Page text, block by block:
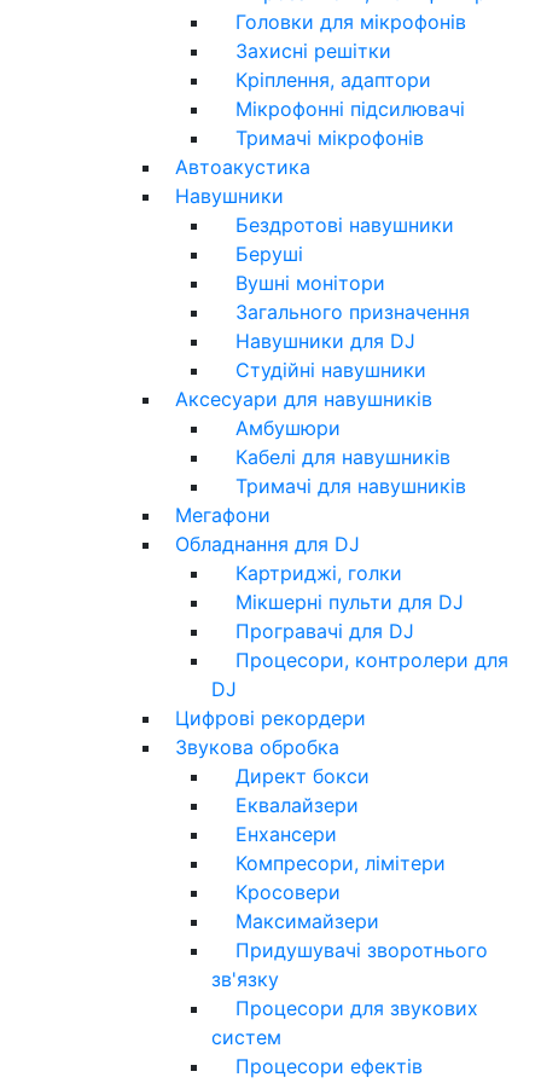
Головки для мікрофонів
Захисні решітки
Кріплення, адаптори
Мікрофонні підсилювачі
Тримачі мікрофонів
Автоакустика
Навушники
Бездротові навушники
Беруші
Вушні монітори
Загального призначення
Навушники для DJ
Студійні навушники
Аксесуари для навушників
Амбушюри
Кабелі для навушників
Тримачі для навушників
Мегафони
Обладнання для DJ
Картриджі, голки
Мікшерні пульти для DJ
Програвачі для DJ
Процесори, контролери для
DJ
Цифрові рекордери
Звукова обробка
Директ бокси
Еквалайзери
Енхансери
Компресори, лімітери
Кросовери
Максимайзери
Придушувачі зворотнього
зв'язку
Процесори для звукових
систем
Процесори ефектів